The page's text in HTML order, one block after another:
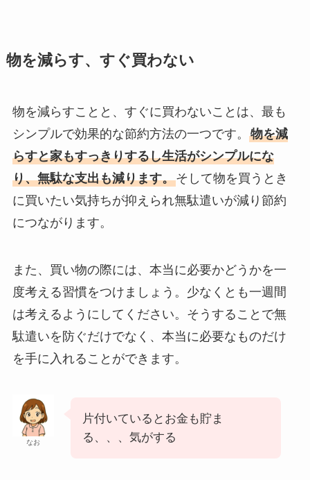
物を減らす、すぐ買わない
物を減らすことと、すぐに買わないことは、最も
シンプルで効果的な節約方法の一つです。 物を減
らすと家もすっきりするし生活がシンプルにな
り、無駄な支出も減ります。そして物を買うとき
に買いたい気持ちが抑えられ無駄遣いが減り節約
につながります。
また、買い物の際には、本当に必要かどうかを一
度考える習慣をつけましょう。少なくとも一週間
は考えるようにしてください。そうすることで無
駄遣いを防ぐだけでなく、本当に必要なものだけ
を手に入れることができます。
なお
片付いているとお金も貯ま
る、、、気がする